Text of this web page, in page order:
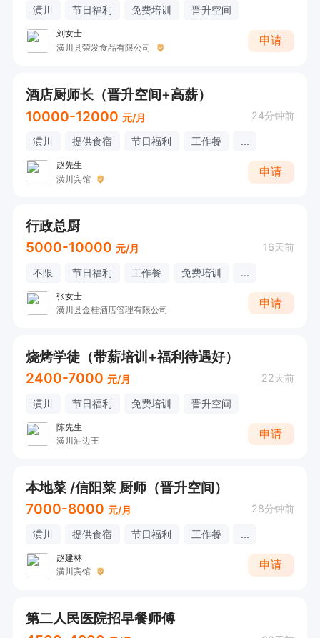
潢川 节日福利 免费培训 晋升空间
刘女士
潢川县荣发食品有限公司
申请
酒店厨师长（晋升空间+高薪）
10000-12000 元/月 24分钟前
潢川 提供食宿 节日福利 工作餐 ...
赵先生
潢川宾馆
申请
行政总厨
5000-10000 元/月 16天前
不限 节日福利 工作餐 免费培训 ...
张女士
潢川县金桂酒店管理有限公司
申请
烧烤学徒（带薪培训+福利待遇好）
2400-7000 元/月 22天前
潢川 节日福利 免费培训 晋升空间
陈先生
潢川油边王
申请
本地菜 /信阳菜 厨师（晋升空间）
7000-8000 元/月 28分钟前
潢川 提供食宿 节日福利 工作餐 ...
赵建林
潢川宾馆
申请
第二人民医院招早餐师傅